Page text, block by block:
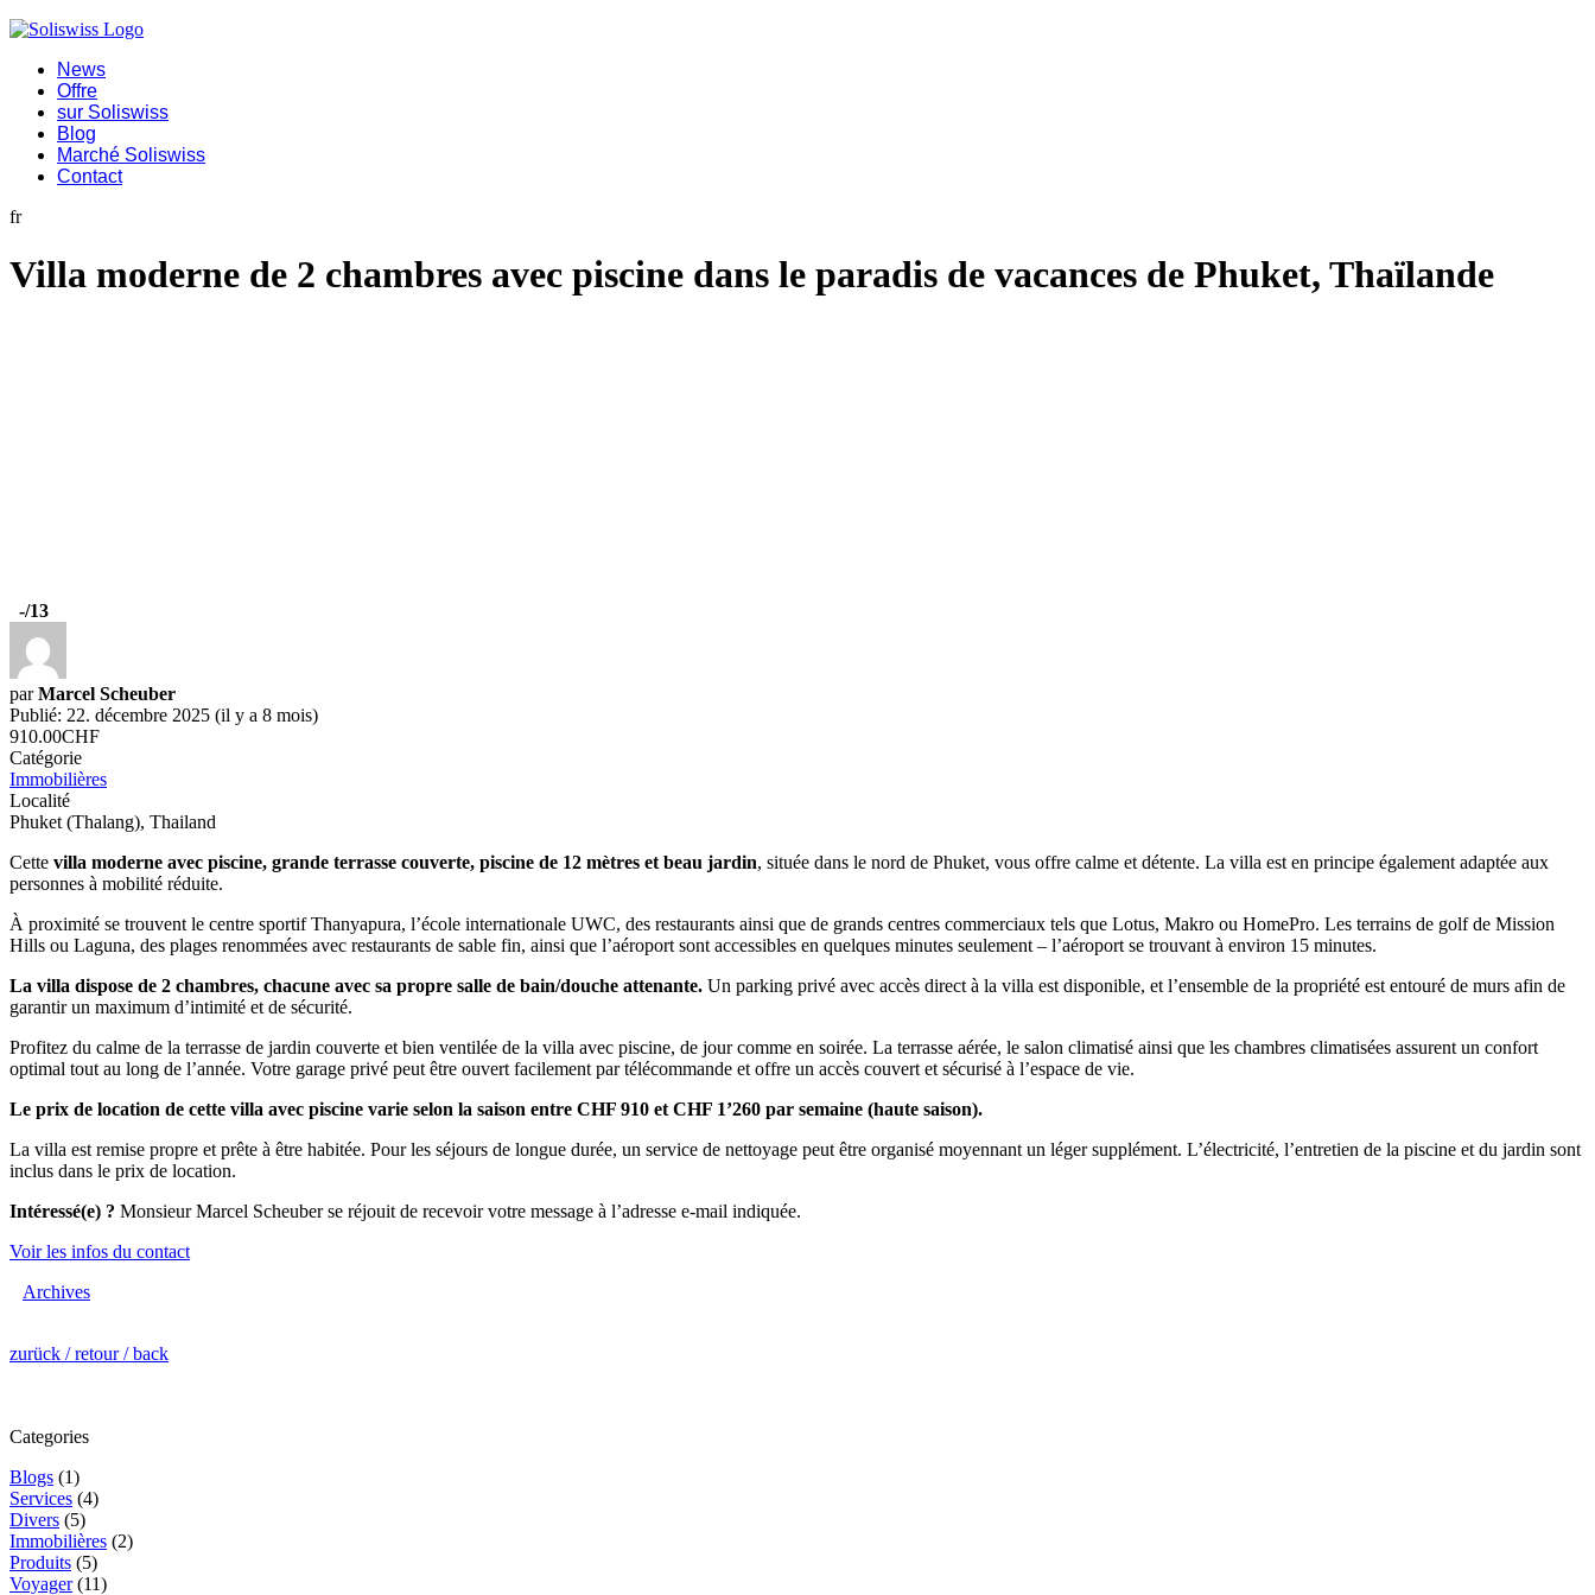
News
Offre
sur Soliswiss
Blog
Marché Soliswiss
Contact
fr
Villa moderne de 2 chambres avec piscine dans le paradis de vacances de Phuket, Thaïlande
-/13
parMarcel Scheuber
Publié: 22. décembre 2025 (il y a 8 mois)
910.00CHF
Catégorie
Immobilières
Localité
Phuket (Thalang), Thailand
Cette villa moderne avec piscine, grande terrasse couverte, piscine de 12 mètres et beau jardin, située dans le nord de Phuket, vous offre calme et détente. La villa est en principe également adaptée aux
personnes à mobilité réduite.
À proximité se trouvent le centre sportif Thanyapura, l’école internationale UWC, des restaurants ainsi que de grands centres commerciaux tels que Lotus, Makro ou HomePro. Les terrains de golf de Mission
Hills ou Laguna, des plages renommées avec restaurants de sable fin, ainsi que l’aéroport sont accessibles en quelques minutes seulement – l’aéroport se trouvant à environ 15 minutes.
La villa dispose de 2 chambres, chacune avec sa propre salle de bain/douche attenante. Un parking privé avec accès direct à la villa est disponible, et l’ensemble de la propriété est entouré de murs afin de
garantir un maximum d’intimité et de sécurité.
Profitez du calme de la terrasse de jardin couverte et bien ventilée de la villa avec piscine, de jour comme en soirée. La terrasse aérée, le salon climatisé ainsi que les chambres climatisées assurent un confort
optimal tout au long de l’année. Votre garage privé peut être ouvert facilement par télécommande et offre un accès couvert et sécurisé à l’espace de vie.
Le prix de location de cette villa avec piscine varie selon la saison entre CHF 910 et CHF 1’260 par semaine (haute saison).
La villa est remise propre et prête à être habitée. Pour les séjours de longue durée, un service de nettoyage peut être organisé moyennant un léger supplément. L’électricité, l’entretien de la piscine et du jardin sont
inclus dans le prix de location.
Intéressé(e) ? Monsieur Marcel Scheuber se réjouit de recevoir votre message à l’adresse e-mail indiquée.
Voir les infos du contact
Archives
zurück / retour / back
Categories
Blogs (1)
Services (4)
Divers (5)
Immobilières (2)
Produits (5)
Voyager(11)